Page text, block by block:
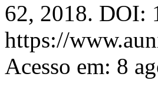
62, 2018. DOI:
https://
Acesso em: 8